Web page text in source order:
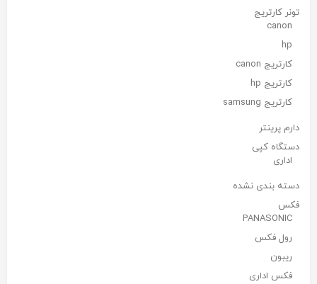
تونر کارتریج
canon
hp
کارتریج canon
کارتریج hp
کارتریج samsung
دارم پرینتر
دستگاه کپی
اداری
دسته بندی نشده
فکس
PANASONIC
رول فکس
ریبون
فکس اداری